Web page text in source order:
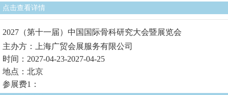
点击查看详情
2027（第十一届）中国国际骨科研究大会暨展览会
主办方：上海广贸会展服务有限公司
时间：2027-04-23-2027-04-25
地点：北京
参展费1：